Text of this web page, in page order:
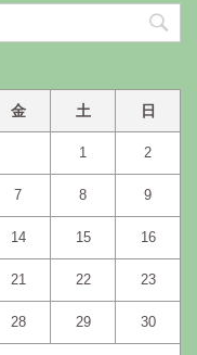
金 土 日
1 2
7 8 9
14 15 16
21 22 23
28 29 30